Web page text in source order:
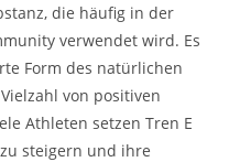
die häufig in der
verwendet wird. Es
Form des natürlichen
von positiven
Athleten setzen Tren E
steigern und ihre